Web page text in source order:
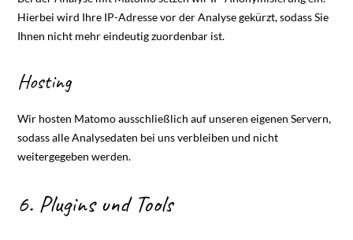
Hierbei wird Ihre IP-Adresse vor der Analyse gekürzt, sodass Sie
Ihnen nicht mehr eindeutig zuordenbar ist.
Hosting
Wir hosten Matomo ausschließlich auf unseren eigenen Servern,
sodass alle Analysedaten bei uns verbleiben und nicht
weitergegeben werden.
6. Plugins und Tools